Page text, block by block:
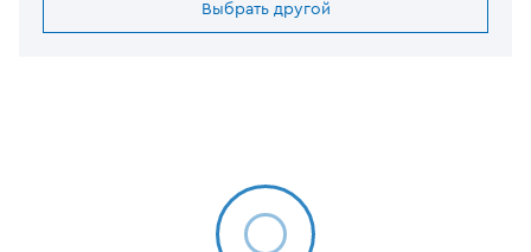
Выбрать другой